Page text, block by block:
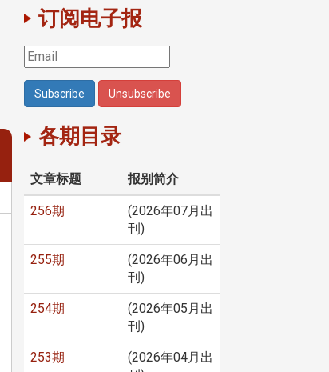
订阅电子报
各期目录
文章标题 报别简介
256期
(2026年07月出
刊)
255期
(2026年06月出
刊)
254期
(2026年05月出
刊)
253期
(2026年04月出